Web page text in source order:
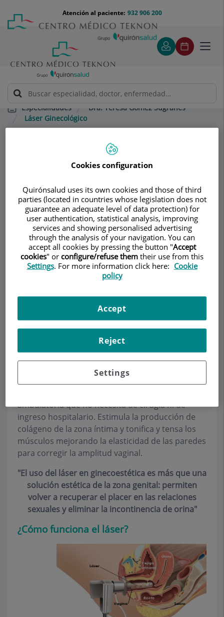
contenido
Menú
teléfono
cabecera
932 906 200
Atención al paciente:
Especialidades
Dra. Teresa Gómez Sugrañes
Láser Ginecológico
Sugrañes
GINECOLOGÍA Y OBSTETRICIA
Horario
Pedir cita
Láser Ginecológico
ambulatoria que no necesita de cirugía ni de
ingreso hospitalario. Estimula la producción de
colágeno de la zona íntima y tonifica y tensa los
músculos mejorando la elasticidad de las paredes
para corregir la amplitud vaginal.
"El uso del láser en ginecoestética es más que una
solución estética de la zona genital: permiten
volver a recuperar el placer en las relaciones
sexuales y eliminar la incontinencia de orina"
¿Cómo funciona el láser?
Cookies configuration
Quirónsalud uses its own cookies and those of third
parties (located in countries whose legislation does not
guarantee an adequate level of data protection) for
user authentication, statistical analysis, improving
services and showing personalised advertising
through the analysis of your navigation. You can
accept all cookies by pressing the button "Accept
cookies" or configure/refuse them their use from this
Settings. For more information click here: Cookie
policy
Settings
Reject
Accept